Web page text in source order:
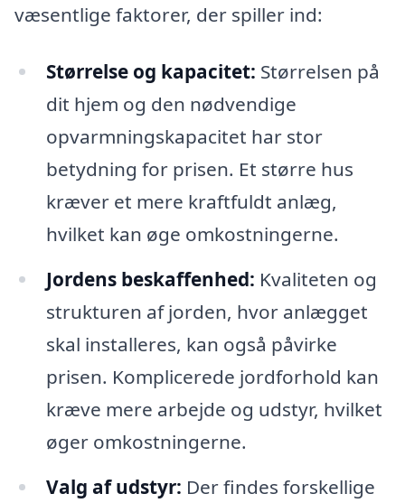
væsentlige faktorer, der spiller ind:
Størrelse og kapacitet: Størrelsen på
dit hjem og den nødvendige
opvarmningskapacitet har stor
betydning for prisen. Et større hus
kræver et mere kraftfuldt anlæg,
hvilket kan øge omkostningerne.
Jordens beskaffenhed: Kvaliteten og
strukturen af jorden, hvor anlægget
skal installeres, kan også påvirke
prisen. Komplicerede jordforhold kan
kræve mere arbejde og udstyr, hvilket
øger omkostningerne.
Valg af udstyr: Der findes forskellige